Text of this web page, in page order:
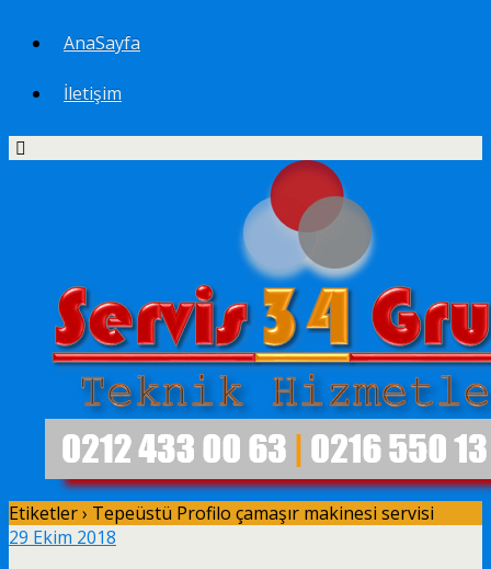
AnaSayfa
İletişim
Etiketler › Tepeüstü Profilo çamaşır makinesi servisi
29 Ekim 2018